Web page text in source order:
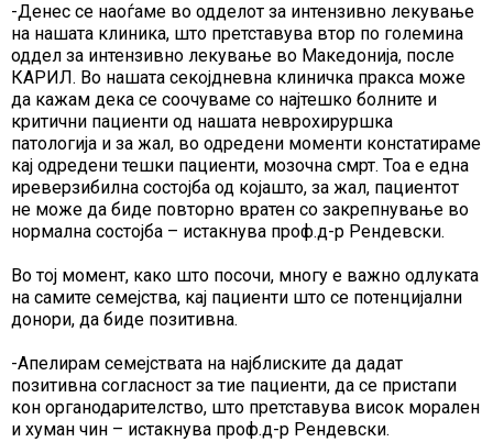
-Денес се наоѓаме во одделот за интензивно лекување
на нашата клиника, што претставува втор по големина
оддел за интензивно лекување во Македонија, после
КАРИЛ. Во нашата секојдневна клиничка пракса може
да кажам дека се соочуваме со најтешко болните и
критични пациенти од нашата неврохируршка
патологија и за жал, во одредени моменти констатираме
кај одредени тешки пациенти, мозочна смрт. Тоа е една
иреверзибилна состојба од којашто, за жал, пациентот
не може да биде повторно вратен со закрепнување во
нормална состојба – истакнува проф.д-р Рендевски.
Во тој момент, како што посочи, многу е важно одлуката
на самите семејства, кај пациенти што се потенцијални
донори, да биде позитивна.
-Апелирам семејствата на најблиските да дадат
позитивна согласност за тие пациенти, да се пристапи
кон органодарителство, што претставува висок морален
и хуман чин – истакнува проф.д-р Рендевски.